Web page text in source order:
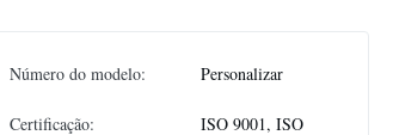
Número do modelo: Personalizar
Certificação:
ISO 9001, ISO